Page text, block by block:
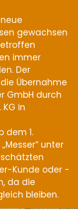
gewachsen
immer
Der
Übernahme
GmbH durch
KG in
dem 1.
unter
Kunde oder -
da die
bleiben.